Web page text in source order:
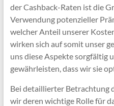
der Cashback-Raten ist die
Verwendung potenzieller
welcher Anteil unserer
wirken sich auf somit unser
uns diese Aspekte sorgfältig
gewährleisten, dass wir sie
Bei detaillierter Betrachtung
wir deren wichtige Rolle für